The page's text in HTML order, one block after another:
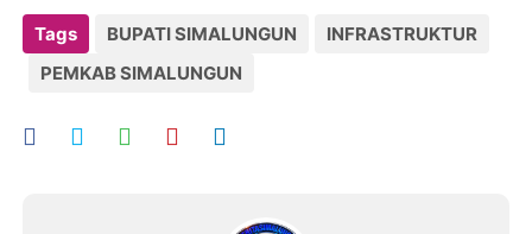
Tags BUPATI SIMALUNGUN
INFRASTRUKTUR
PEMKAB SIMALUNGUN